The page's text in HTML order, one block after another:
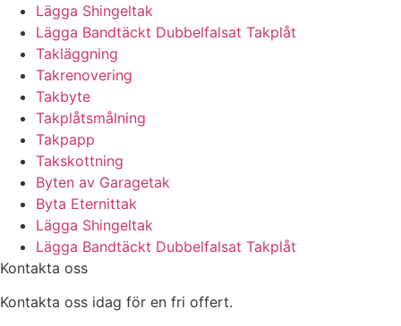
Lägga Shingeltak
Lägga Bandtäckt Dubbelfalsat Takplåt
Takläggning
Takrenovering
Takbyte
Takplåtsmålning
Takpapp
Takskottning
Byten av Garagetak
Byta Eternittak
Lägga Shingeltak
Lägga Bandtäckt Dubbelfalsat Takplåt
Kontakta oss
Kontakta oss idag för en fri offert.